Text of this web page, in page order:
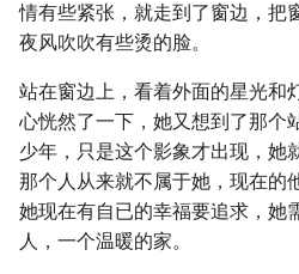
情有些紧张，就走到了窗边，把
夜风吹吹有些烫的脸。
站在窗边上，看着外面的星光和
心恍然了一下，她又想到了那个
少年，只是这个影象才出现，她
那个人从来就不属于她，现在的
她现在有自已的幸福要追求，她
人，一个温暖的家。